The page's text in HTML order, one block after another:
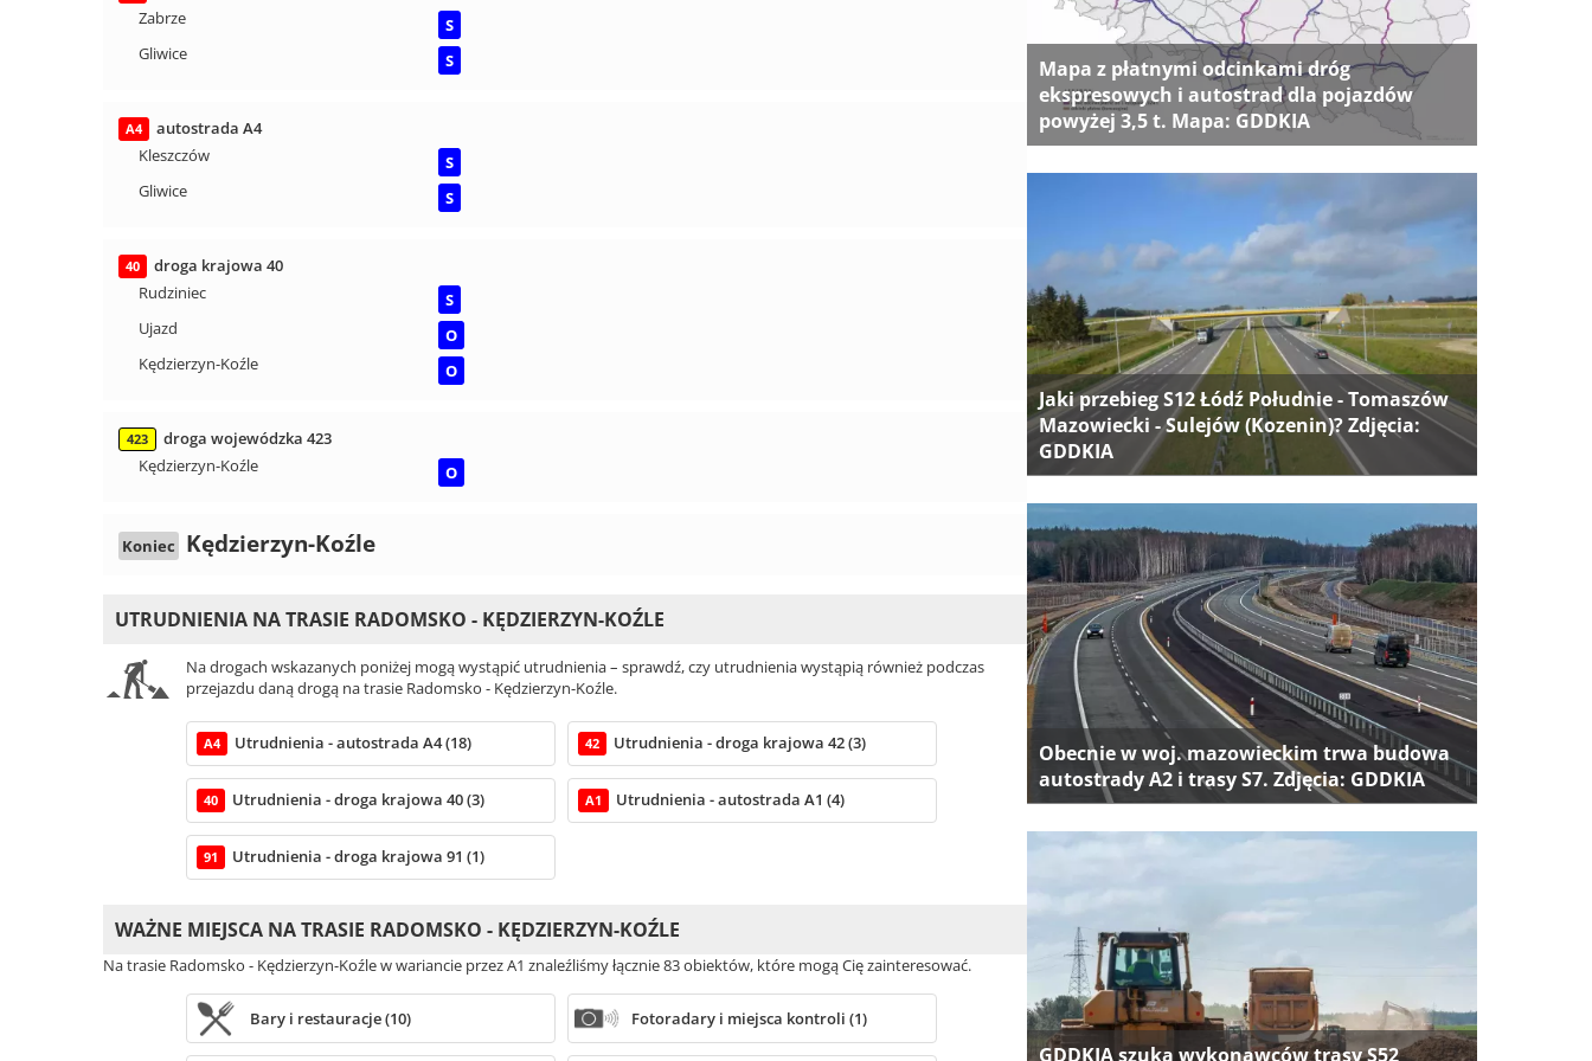
Zabrze
S
Gliwice
S
A4
autostrada A4
Kleszczów
S
Gliwice
S
40
droga krajowa 40
Rudziniec
S
Ujazd
O
Kędzierzyn-Koźle
O
423
droga wojewódzka 423
Kędzierzyn-Koźle
O
Koniec Kędzierzyn-Koźle
UTRUDNIENIA NA TRASIE RADOMSKO - KĘDZIERZYN-KOŹLE
Na drogach wskazanych poniżej mogą wystąpić utrudnienia – sprawdź, czy utrudnienia wystąpią również podczas
przejazdu daną drogą na trasie Radomsko - Kędzierzyn-Koźle.
A4 Utrudnienia - autostrada A4 (18) 42 Utrudnienia - droga krajowa 42 (3)
40 Utrudnienia - droga krajowa 40 (3) A1 Utrudnienia - autostrada A1 (4)
91 Utrudnienia - droga krajowa 91 (1)
WAŻNE MIEJSCA NA TRASIE RADOMSKO - KĘDZIERZYN-KOŹLE
Na trasie Radomsko - Kędzierzyn-Koźle w wariancie przez A1 znaleźliśmy łącznie 83 obiektów, które mogą Cię zainteresować.
Bary i restauracje (10) Fotoradary i miejsca kontroli (1)
Mapa z płatnymi odcinkami dróg
ekspresowych i autostrad dla pojazdów
powyżej 3,5 t. Mapa: GDDKIA
Jaki przebieg S12 Łódź Południe - Tomaszów
Mazowiecki - Sulejów (Kozenin)? Zdjęcia:
GDDKIA
Obecnie w woj. mazowieckim trwa budowa
autostrady A2 i trasy S7. Zdjęcia: GDDKIA
GDDKIA szuka wykonawców trasy S52